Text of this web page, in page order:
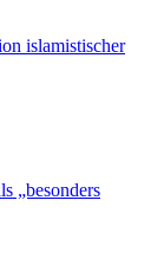
islamistischer
„besonders